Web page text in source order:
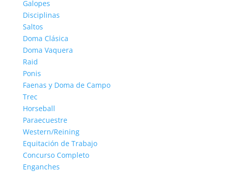
Galopes
Disciplinas
Saltos
Doma Clásica
Doma Vaquera
Raid
Ponis
Faenas y Doma de Campo
Trec
Horseball
Paraecuestre
Western/Reining
Equitación de Trabajo
Concurso Completo
Enganches